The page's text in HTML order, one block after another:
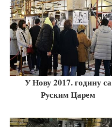
У Нову 2017. годину са
Руским Царем